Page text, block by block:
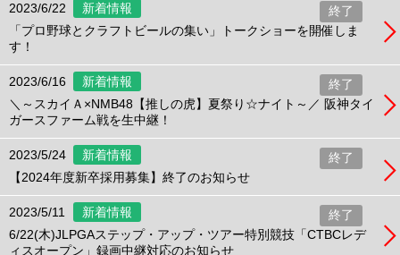
2023/6/22 新着情報
終了
「プロ野球とクラフトビールの集い」トークショーを開催しま
す！
2023/6/16 新着情報
終了
＼～スカイＡ×NMB48【推しの虎】夏祭り☆ナイト～／ 阪神タイ
ガースファーム戦を生中継！
2023/5/24 新着情報
終了
【2024年度新卒採用募集】終了のお知らせ
2023/5/11 新着情報
終了
6/22(木)JLPGAステップ・アップ・ツアー特別競技「CTBCレデ
ィスオープン」録画中継対応のお知らせ